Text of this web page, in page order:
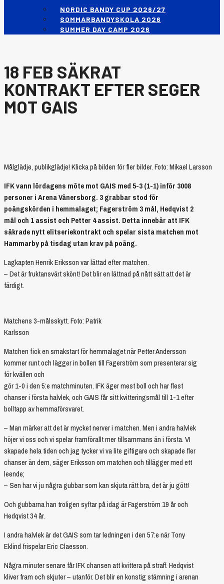
NORDIC BANDY CUP 2026/27
SOMMARBANDYSKOLA 2026
SUMMER DAY CAMP 2026
18 FEB SÄKRAT
KONTRAKT EFTER SEGER
MOT GAIS
Målglädje, publikglädje! Klicka på bilden för fler bilder. Foto: Mikael Larsson
IFK vann lördagens möte mot GAIS med 5-3 (1-1) inför 3008
personer i Arena Vänersborg. 3 grabbar stod för
poängskörden i hemmalaget; Fagerström 3 mål, Hedqvist 2
mål och 1 assist och Petter 4 assist. Detta innebär att IFK
säkrade nytt elitseriekontrakt och spelar sista matchen mot
Hammarby på tisdag utan krav på poäng.
Lagkapten Henrik Eriksson var lättad efter matchen.
– Det är fruktansvärt skönt! Det blir en lättnad på nått sätt att det är
färdigt.
Matchens 3-målsskytt. Foto: Patrik
Karlsson
Matchen fick en smakstart för hemmalaget när Petter Andersson
kommer runt och lägger in bollen till Fagerström som presenterar sig
för kvällen och
gör 1-0 i den 5:e matchminuten. IFK äger mest boll och har flest
chanser i första halvlek, och GAIS får sitt kvitteringsmål till 1-1 efter
bolltapp av hemmaförsvaret.
– Man märker att det är mycket nerver i matchen. Men i andra halvlek
höjer vi oss och vi spelar framförallt mer tillsammans än i första. VI
skapade hela tiden och jag tycker vi va lite giftigare och skapade fler
chanser än dem, säger Eriksson om matchen och tillägger med ett
leende;
– Sen har vi ju några gubbar som kan skjuta rätt bra, det är ju gött!
Och gubbarna han troligen syftar på idag är Fagerström 19 år och
Hedqvist 34 år.
I andra halvlek är det GAIS som tar ledningen i den 57:e när Tony
Eklind frispelar Eric Claesson.
Några minuter senare får IFK chansen att kvittera på straff. Hedqvist
kliver fram och skjuter – utanför. Det blir en konstig stämning i arenan